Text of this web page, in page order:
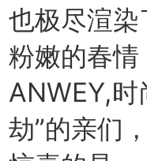
也极尽渲染
粉嫩的春
ANWEY,
劫”的亲们